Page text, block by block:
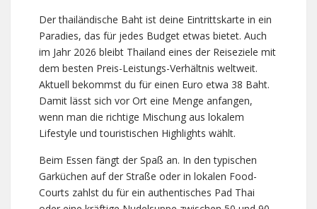
Der thailändische Baht ist deine Eintrittskarte in ein
Paradies, das für jedes Budget etwas bietet. Auch
im Jahr 2026 bleibt Thailand eines der Reiseziele mit
dem besten Preis-Leistungs-Verhältnis weltweit.
Aktuell bekommst du für einen Euro etwa 38 Baht.
Damit lässt sich vor Ort eine Menge anfangen,
wenn man die richtige Mischung aus lokalem
Lifestyle und touristischen Highlights wählt.
Beim Essen fängt der Spaß an. In den typischen
Garküchen auf der Straße oder in lokalen Food-
Courts zahlst du für ein authentisches Pad Thai